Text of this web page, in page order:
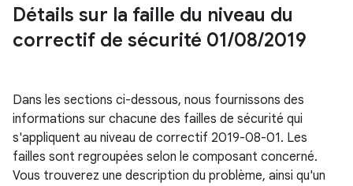
Détails sur la faille du niveau du
correctif de sécurité 01/08/2019
Dans les sections ci-dessous, nous fournissons des
informations sur chacune des failles de sécurité qui
s'appliquent au niveau de correctif 2019-08-01. Les
failles sont regroupées selon le composant concerné.
Vous trouverez une description du problème, ainsi qu'un